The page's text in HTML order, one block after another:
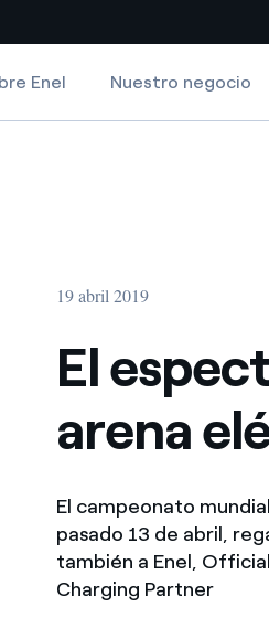
Innovability® para impulsar el
Maximizamos la creación de
relación con nuestros proveedores
Apoyamos las iniciativas de las
Formas de denunciar por
políticas
Enel Nuestro negocio
la arena eléctrica
de Roma, la arena eléctrica
19 abril 2019
El
arena
El campeonato
pasado 13 de abril,
también a Enel,
Charging Partner